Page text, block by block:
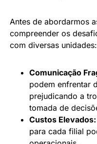
Antes de abordarmos
compreender os
com diversas unidades:
Comunicação
podem enfrentar
prejudicando a
tomada de
Custos Elevados:
para cada filial